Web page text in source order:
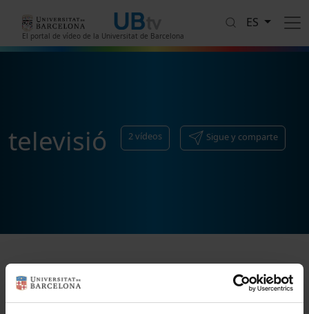
El portal de vídeo de la Universitat de Barcelona
ES
televisió 2vídeos Sigue y comparte
Ordenar